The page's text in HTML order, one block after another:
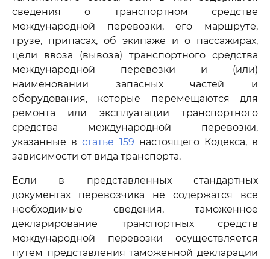
сведения о транспортном средстве
международной перевозки, его маршруте,
грузе, припасах, об экипаже и о пассажирах,
цели ввоза (вывоза) транспортного средства
международной перевозки и (или)
наименовании запасных частей и
оборудования, которые перемещаются для
ремонта или эксплуатации транспортного
средства международной перевозки,
указанные встатье 159 настоящего Кодекса, в
зависимости от вида транспорта.
Если в представленных стандартных
документах перевозчика не содержатся все
необходимые сведения, таможенное
декларирование транспортных средств
международной перевозки осуществляется
путем представления таможенной декларации